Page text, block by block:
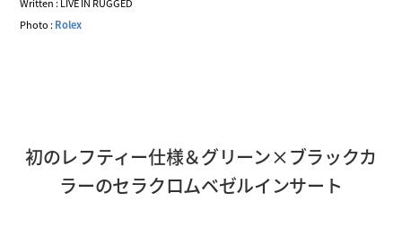
Written : LIVE IN RUGGED
Photo :Rolex
初のレフティー仕様＆グリーン×ブラックカ
ラーのセラクロムベゼルインサート